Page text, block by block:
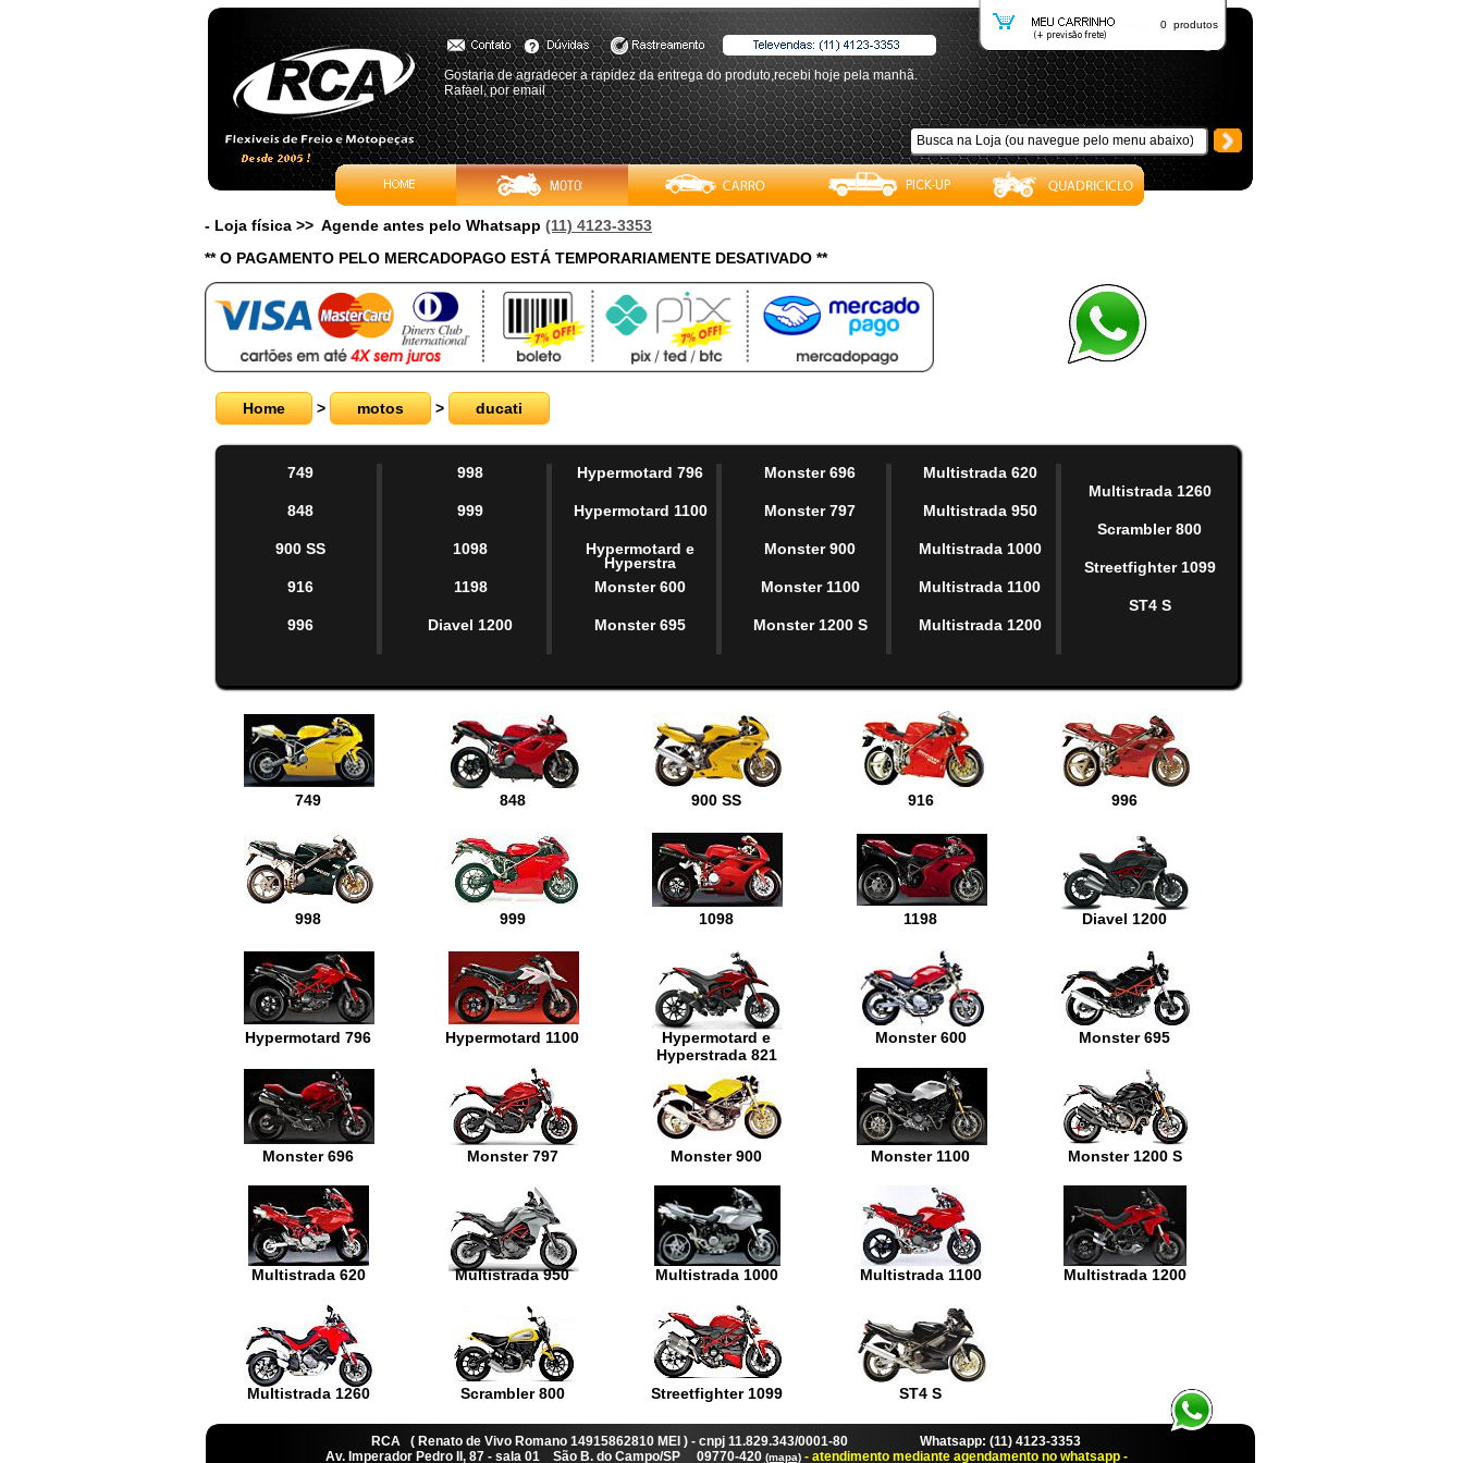
0 produtos
Gostaria de agradecer a rapidez da entrega do produto,recebi hoje pela manhã.
Rafael, por email
- Loja física >> Agende antes pelo Whatsapp (11) 4123-3353
** O PAGAMENTO PELO MERCADOPAGO ESTÁ TEMPORARIAMENTE DESATIVADO **
Home > motos > ducati
749
848
900 SS
916
996
998
999
1098
1198
Diavel 1200
Hypermotard 796
Hypermotard 1100
Hypermotard e
Hyperstra
Monster 600
Monster 695
Monster 696
Monster 797
Monster 900
Monster 1100
Monster 1200 S
Multistrada 620
Multistrada 950
Multistrada 1000
Multistrada 1100
Multistrada 1200
Multistrada 1260
Scrambler 800
Streetfighter 1099
ST4 S
749 848 900 SS 916 996
998 999 1098 1198 Diavel 1200
Hypermotard 796 Hypermotard 1100
Hypermotard e
Hyperstrada 821
Monster 600 Monster 695
Monster 696 Monster 797 Monster 900 Monster 1100 Monster 1200 S
Multistrada 620 Multistrada 950 Multistrada 1000 Multistrada 1100 Multistrada 1200
Multistrada 1260 Scrambler 800 Streetfighter 1099 ST4 S
RCA ( Renato de Vivo Romano 14915862810 MEI ) - cnpj 11.829.343/0001-80 Whatsapp: (11) 4123-3353
Av. Imperador Pedro II, 87 - sala 01 São B. do Campo/SP 09770-420 (mapa) - atendimento mediante agendamento no whatsapp -